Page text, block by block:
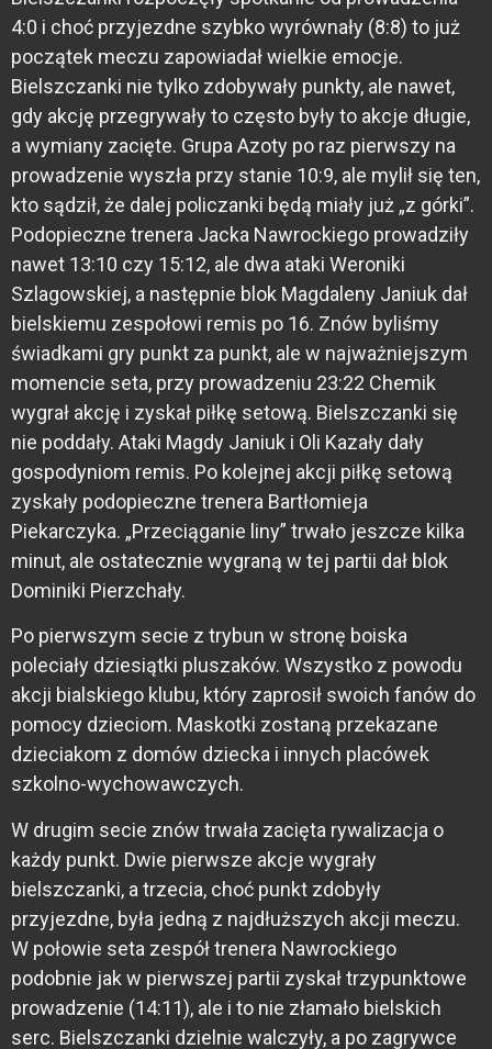
4:0 i choć przyjezdne szybko wyrównały (8:8) to już
początek meczu zapowiadał wielkie emocje.
Bielszczanki nie tylko zdobywały punkty, ale nawet,
gdy akcję przegrywały to często były to akcje długie,
a wymiany zacięte. Grupa Azoty po raz pierwszy na
prowadzenie wyszła przy stanie 10:9, ale mylił się ten,
kto sądził, że dalej policzanki będą miały już „z górki”.
Podopieczne trenera Jacka Nawrockiego prowadziły
nawet 13:10 czy 15:12, ale dwa ataki Weroniki
Szlagowskiej, a następnie blok Magdaleny Janiuk dał
bielskiemu zespołowi remis po 16. Znów byliśmy
świadkami gry punkt za punkt, ale w najważniejszym
momencie seta, przy prowadzeniu 23:22 Chemik
wygrał akcję i zyskał piłkę setową. Bielszczanki się
nie poddały. Ataki Magdy Janiuk i Oli Kazały dały
gospodyniom remis. Po kolejnej akcji piłkę setową
zyskały podopieczne trenera Bartłomieja
Piekarczyka. „Przeciąganie liny” trwało jeszcze kilka
minut, ale ostatecznie wygraną w tej partii dał blok
Dominiki Pierzchały.
Po pierwszym secie z trybun w stronę boiska
poleciały dziesiątki pluszaków. Wszystko z powodu
akcji bialskiego klubu, który zaprosił swoich fanów do
pomocy dzieciom. Maskotki zostaną przekazane
dzieciakom z domów dziecka i innych placówek
szkolno-wychowawczych.
W drugim secie znów trwała zacięta rywalizacja o
każdy punkt. Dwie pierwsze akcje wygrały
bielszczanki, a trzecia, choć punkt zdobyły
przyjezdne, była jedną z najdłuższych akcji meczu.
W połowie seta zespół trenera Nawrockiego
podobnie jak w pierwszej partii zyskał trzypunktowe
prowadzenie (14:11), ale i to nie złamało bielskich
serc. Bielszczanki dzielnie walczyły, a po zagrywce